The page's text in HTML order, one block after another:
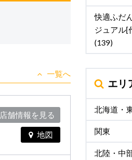
一覧へ
店舗情報を見る
地図
快適ふだ
ジュアル[
(139)
エリ
北海道・
関東
北陸・中